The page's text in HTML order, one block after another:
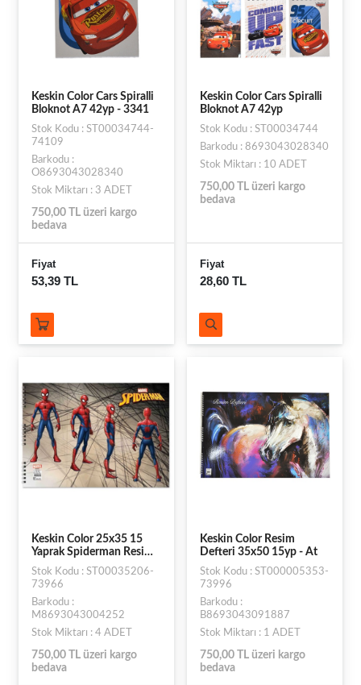
Keskin Color Cars Spiralli
Bloknot A7 42yp - 3341
Stok Kodu : ST00034744-
74109
Barkodu :
O8693043028340
Stok Miktarı : 3 ADET
750,00 TL üzeri kargo
bedava
Fiyat
53,39 TL
Keskin Color Cars Spiralli
Bloknot A7 42yp
Stok Kodu : ST00034744
Barkodu : 8693043028340
Stok Miktarı : 10 ADET
750,00 TL üzeri kargo
bedava
Fiyat
28,60 TL
Keskin Color 25x35 15
Yaprak Spiderman Resim
Defteri - 0639
Stok Kodu : ST00035206-
73966
Barkodu :
M8693043004252
Stok Miktarı : 4 ADET
750,00 TL üzeri kargo
bedava
Keskin Color Resim
Defteri 35x50 15yp - At
Stok Kodu : ST000005353-
73996
Barkodu :
B8693043091887
Stok Miktarı : 1 ADET
750,00 TL üzeri kargo
bedava